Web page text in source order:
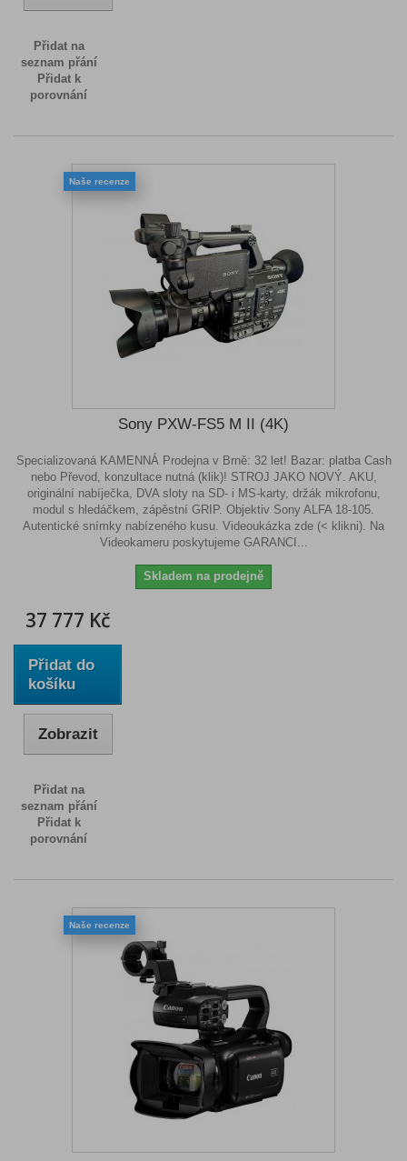
Přidat na
seznam přání
Přidat k
porovnání
Naše recenze
Sony PXW-FS5 M II (4K)
Specializovaná KAMENNÁ Prodejna v Brně: 32 let! Bazar: platba Cash
nebo Převod, konzultace nutná (klik)! STROJ JAKO NOVÝ. AKU,
originální nabíječka, DVA sloty na SD- i MS-karty, držák mikrofonu,
modul s hledáčkem, zápěstní GRIP. Objektiv Sony ALFA 18-105.
Autentické snímky nabízeného kusu. Videoukázka zde (< klikni). Na
Videokameru poskytujeme GARANCI...
Skladem na prodejně
37 777 Kč
Přidat do
košíku
Zobrazit
Přidat na
seznam přání
Přidat k
porovnání
Naše recenze